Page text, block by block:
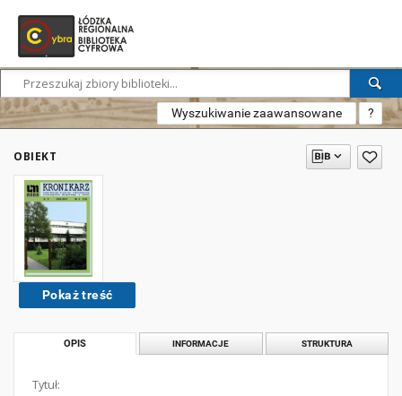
Wyszukiwanie zaawansowane ?
OBIEKT
Pokaż treść
OPIS INFORMACJE STRUKTURA
Tytuł: